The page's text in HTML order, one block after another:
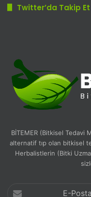
Twitter’da Takip Et
BİTEMER (Bitkisel Tedavi
alternatif tıp olan bitkisel
Herbalistlerin (Bitki